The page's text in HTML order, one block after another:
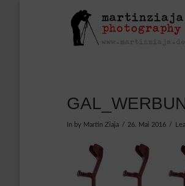
In by Martin Ziaja 26. Mai 2016